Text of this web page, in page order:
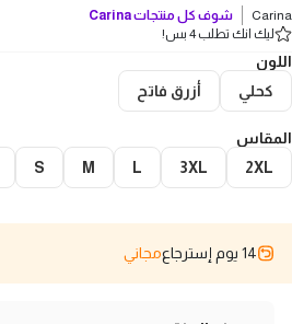
Carina شوف كل منتجاتCarina
ليك انك تطلب 4 بس!
اللون
كحلي
أزرق فاتح
المقاس
2XL
3XL
L
M
S
14 يوم إسترجاع مجاني